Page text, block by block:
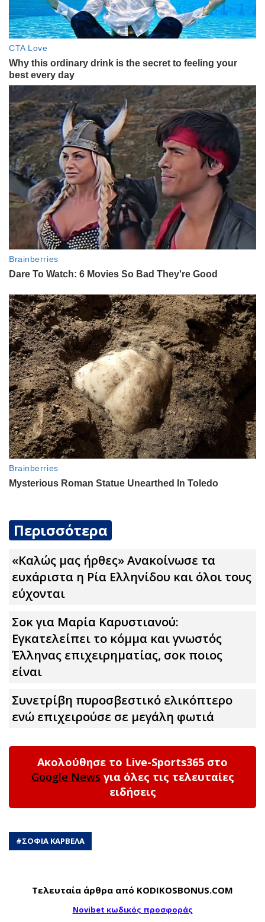
Περισσότερα
«Καλώς μας ήρθες» Ανακοίνωσε τα
ευxάριστα η Ρία Ελληνίδου και όλοι τους
εύχονται
Σoκ για Μαρία Καρυστιανού:
Εγκατελείπει το κόμμα και γνωστός
Έλληνας επιχειρηματίας, σoκ ποιος
είναι
Συνετρίβη πυροσβεστικό ελικόπτερο
ενώ επιχειρούσε σε μεγάλη φωτιά
Ακολούθησε το Live-Sports365 στο
Google News για όλες τις τελευταίες
ειδήσεις
#ΣΟΦΙΑ ΚΑΡΒΕΛΑ
Τελευταία άρθρα από KODIKOSBONUS.COM
Novibet κωδικός προσφοράς